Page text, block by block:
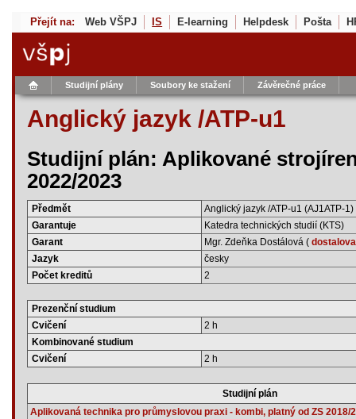
Přejít na: Web VŠPJ IS E-learning Helpdesk Pošta
Studijní plány Soubory ke stažení Závěrečné práce
Anglický jazyk /ATP-u1
Studijní plán: Aplikované
2022/2023
Předmět
Anglický jazyk /ATP-u1 (AJ1ATP-1)
Garantuje
Katedra technických studií (KTS)
Garant
Mgr. Zdeňka Dostálová (
Jazyk
česky
Počet kreditů
2
Prezenční studium
Cvičení
2 h
Kombinované studium
Cvičení
2 h
Studijní plán
Aplikovaná technika pro průmyslovou praxi - kombi, platný od ZS 2018/